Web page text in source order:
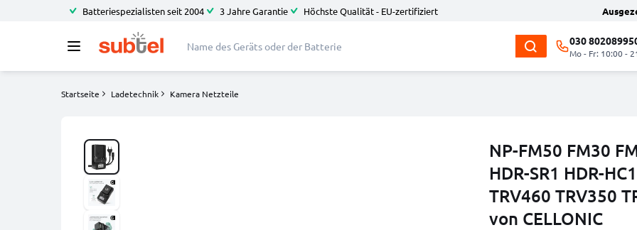
Batteriespezialisten seit 2004 3 Jahre Garantie Höchste Qualität - EU-zertifiziert
030
Mo - Fr: 10:00 -
Startseite Ladetechnik Kamera Netzteile
NP-FM50 FM30
HDR-SR1 HDR-
TRV460 TRV350
von CELLONIC